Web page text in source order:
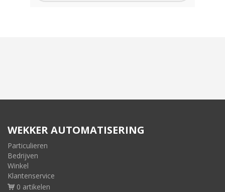
WEKKER AUTOMATISERING
Particulieren
Bedrijven
Winkel
Klantenservice
0 artikelen